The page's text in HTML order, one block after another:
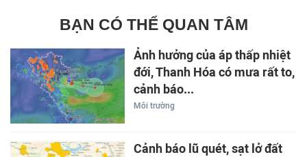
BẠN CÓ THỂ QUAN TÂM
Ảnh hưởng của áp thấp nhiệt
đới, Thanh Hóa có mưa rất to,
cảnh báo...
Môi trường
Cảnh báo lũ quét, sạt lở đất